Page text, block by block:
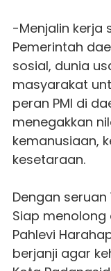
-Menjalin kerja
Pemerintah
sosial, dunia
masyarakat
peran PMI di
menegakkan
kemanusiaan,
kesetaraan.
Dengan seruan
Siap
Pahlevi
berjanji agar